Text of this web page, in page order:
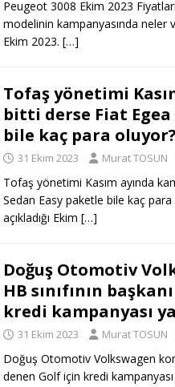
Peugeot 3008 Ekim 2023
modelinin kampanyasında neler
Ekim 2023. […]
Tofaş yönetimi
bitti derse Fiat Egea
bile kaç para oluyor?
31 Ekim 2023 Murat TOSUN
Tofaş yönetimi Kasım ayında
Sedan Easy paketle bile kaç
açıkladığı Ekim […]
Doğuş Otomotiv
HB sınıfının
kredi kampanyası
31 Ekim 2023 Murat TOSUN
Doğuş Otomotiv Volkswagen
denen Golf için kredi